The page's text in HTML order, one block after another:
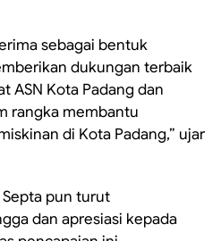
sebagai bentuk
dukungan terbaik
ASN Kota Padang dan
rangka membantu
di Kota Padang,” ujar
pun turut
dan apresiasi kepada